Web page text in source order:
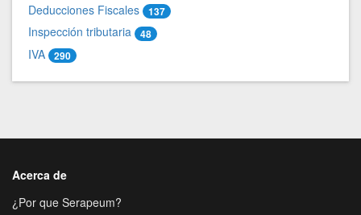
Deducciones Fiscales 137
Inspección tributaria 48
IVA 290
Acerca de
¿Por que Serapeum?